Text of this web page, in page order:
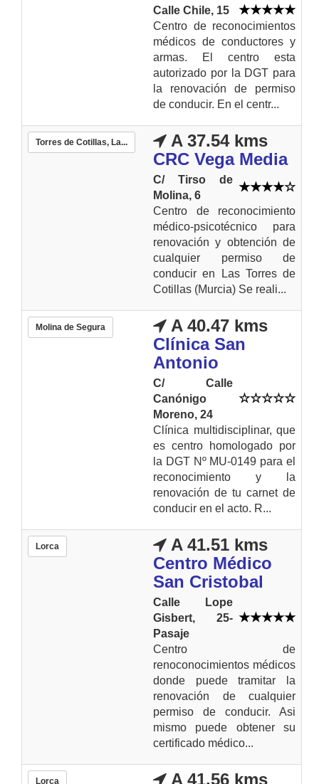
Calle Chile, 15
Centro de reconocimientos
médicos de conductores y
armas. El centro esta
autorizado por la DGT para
la renovación de permiso
de conducir. En el centr...
Torres de Cotillas, La...
A 37.54 kms
CRC Vega Media
C/ Tirso de
Molina, 6
Centro de reconocimiento
médico-psicotécnico para
renovación y obtención de
cualquier permiso de
conducir en Las Torres de
Cotillas (Murcia) Se reali...
Molina de Segura
A 40.47 kms
Clínica San
Antonio
C/ Calle
Canónigo
Moreno, 24
Clínica multidisciplinar, que
es centro homologado por
la DGT Nº MU-0149 para el
reconocimiento y la
renovación de tu carnet de
conducir en el acto. R...
Lorca
A 41.51 kms
Centro Médico
San Cristobal
Calle Lope
Gisbert, 25-
Pasaje
Centro de
renoconocimientos médicos
donde puede tramitar la
renovación de cualquier
permiso de conducir. Asi
mismo puede obtener su
certificado médico...
Lorca A 41.56 kms